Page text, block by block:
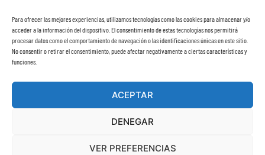
Para ofrecer las mejores experiencias, utilizamos tecnologías como las cookies para almacenar y/o
acceder a la información del dispositivo. El consentimiento de estas tecnologías nos permitirá
procesar datos como el comportamiento de navegación o las identificaciones únicas en este sitio.
No consentir o retirar el consentimiento, puede afectar negativamente a ciertas características y
funciones.
ACEPTAR
DENEGAR
VER PREFERENCIAS
Información
Política de cookies (UE)